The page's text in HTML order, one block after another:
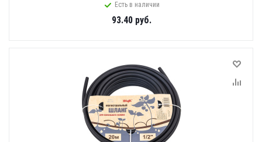
Есть в наличии
93.40руб.